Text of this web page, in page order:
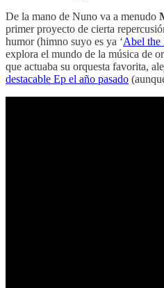
De la mano de Nuno va a menudo
primer proyecto de cierta
humor (himno suyo es ya ‘Abel
explora el mundo de la música de
que actuaba su orquesta favorita,
destacable Ep el año pasado